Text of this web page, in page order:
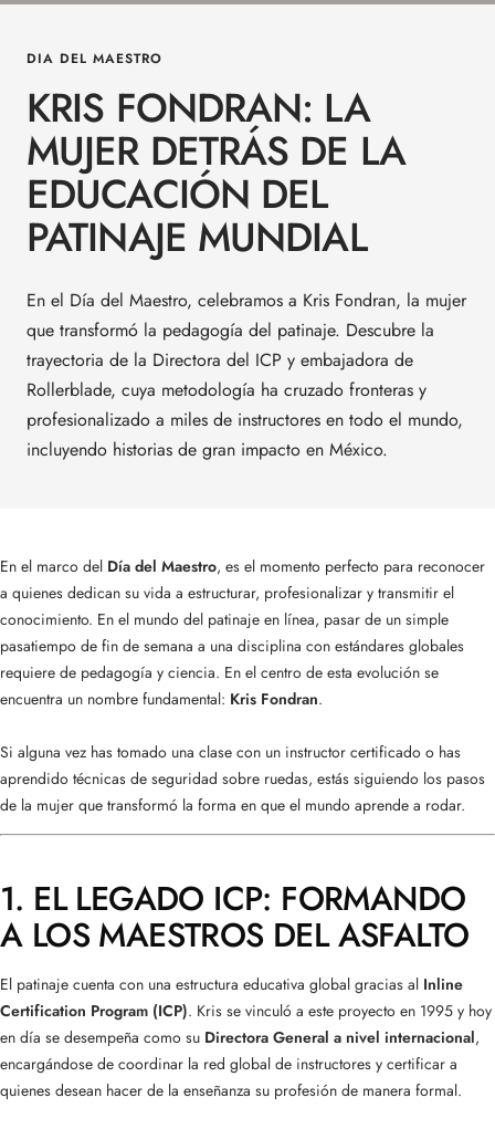
DIA DEL MAESTRO
KRIS FONDRAN: LA
MUJER DETRÁS DE LA
EDUCACIÓN DEL
PATINAJE MUNDIAL
En el Día del Maestro, celebramos a Kris Fondran, la mujer
que transformó la pedagogía del patinaje. Descubre la
trayectoria de la Directora del ICP y embajadora de
Rollerblade, cuya metodología ha cruzado fronteras y
profesionalizado a miles de instructores en todo el mundo,
incluyendo historias de gran impacto en México.
En el marco del Día del Maestro, es el momento perfecto para reconocer
a quienes dedican su vida a estructurar, profesionalizar y transmitir el
conocimiento. En el mundo del patinaje en línea, pasar de un simple
pasatiempo de fin de semana a una disciplina con estándares globales
requiere de pedagogía y ciencia. En el centro de esta evolución se
encuentra un nombre fundamental: Kris Fondran.
Si alguna vez has tomado una clase con un instructor certificado o has
aprendido técnicas de seguridad sobre ruedas, estás siguiendo los pasos
de la mujer que transformó la forma en que el mundo aprende a rodar.
1. EL LEGADO ICP: FORMANDO
A LOS MAESTROS DEL ASFALTO
El patinaje cuenta con una estructura educativa global gracias al Inline
Certification Program (ICP). Kris se vinculó a este proyecto en 1995 y hoy
en día se desempeña como su Directora General a nivel internacional,
encargándose de coordinar la red global de instructores y certificar a
quienes desean hacer de la enseñanza su profesión de manera formal.